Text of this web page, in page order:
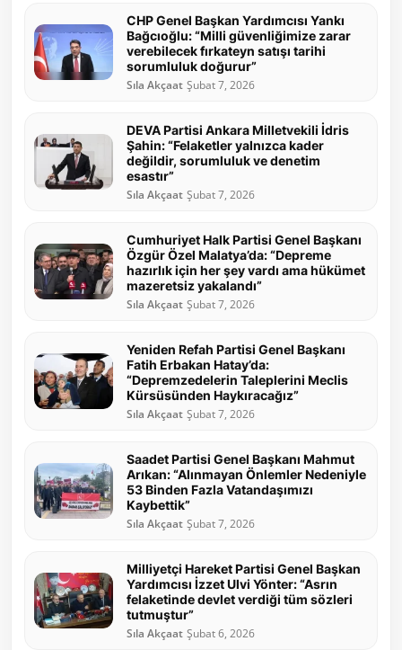
CHP Genel Başkan Yardımcısı Yankı
Bağcıoğlu: “Milli güvenliğimize zarar
verebilecek fırkateyn satışı tarihi
sorumluluk doğurur”
Sıla Akçaat Şubat 7, 2026
DEVA Partisi Ankara Milletvekili İdris
Şahin: “Felaketler yalnızca kader
değildir, sorumluluk ve denetim
esastır”
Sıla Akçaat Şubat 7, 2026
Cumhuriyet Halk Partisi Genel Başkanı
Özgür Özel Malatya’da: “Depreme
hazırlık için her şey vardı ama hükümet
mazeretsiz yakalandı”
Sıla Akçaat Şubat 7, 2026
Yeniden Refah Partisi Genel Başkanı
Fatih Erbakan Hatay’da:
“Depremzedelerin Taleplerini Meclis
Kürsüsünden Haykıracağız”
Sıla Akçaat Şubat 7, 2026
Saadet Partisi Genel Başkanı Mahmut
Arıkan: “Alınmayan Önlemler Nedeniyle
53 Binden Fazla Vatandaşımızı
Kaybettik”
Sıla Akçaat Şubat 7, 2026
Milliyetçi Hareket Partisi Genel Başkan
Yardımcısı İzzet Ulvi Yönter: “Asrın
felaketinde devlet verdiği tüm sözleri
tutmuştur”
Sıla Akçaat Şubat 6, 2026